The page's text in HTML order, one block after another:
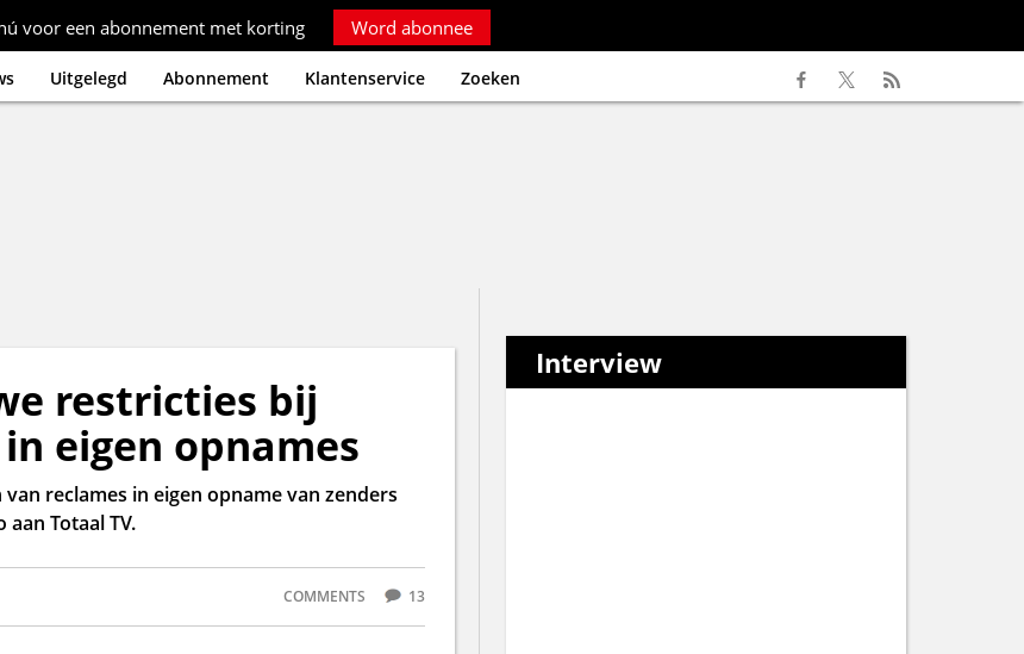
voor een abonnement met korting Word abonnee
Uitgelegd Abonnement Klantenservice Zoeken
restricties bij
eigen opnames
reclames in eigen opname van zenders
Totaal TV.
COMMENTS 13
Interview